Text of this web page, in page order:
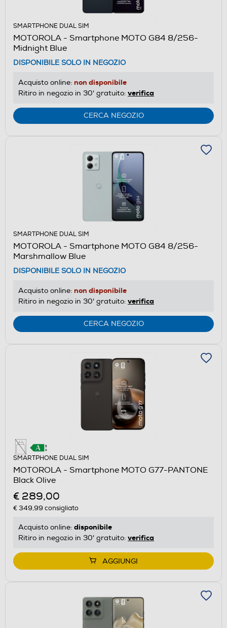
SMARTPHONE DUAL SIM
MOTOROLA - Smartphone MOTO G84 8/256-
Midnight Blue
DISPONIBILE SOLO IN NEGOZIO
Acquisto online: non disponibile
Ritiro in negozio in 30' gratuito: verifica
CERCA NEGOZIO
SMARTPHONE DUAL SIM
MOTOROLA - Smartphone MOTO G84 8/256-
Marshmallow Blue
DISPONIBILE SOLO IN NEGOZIO
Acquisto online: non disponibile
Ritiro in negozio in 30' gratuito: verifica
CERCA NEGOZIO
SMARTPHONE DUAL SIM
MOTOROLA - Smartphone MOTO G77-PANTONE
Black Olive
€ 289,00
€ 349,99 consigliato
Acquisto online: disponibile
Ritiro in negozio in 30' gratuito: verifica
AGGIUNGI